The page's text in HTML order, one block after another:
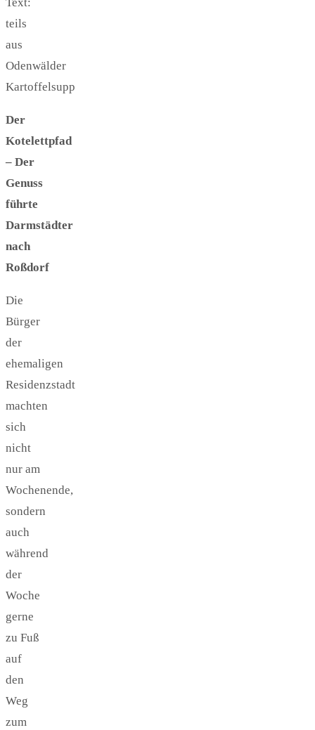
teils
aus
Odenwälder
Kartoffelsupp
Der
Kotelettpfad
– Der
Genuss
führte
Darmstädter
nach
Roßdorf
Die
Bürger
der
ehemaligen
Residenzstadt
machten
sich
nicht
nur am
Wochenende,
sondern
auch
während
der
Woche
gerne
zu Fuß
auf
den
Weg
zum